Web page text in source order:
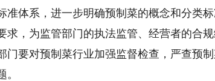
准体系，进一步明确预制菜的概念和分类
求，为监管部门的执法监管、经营者的合
门要对预制菜行业加强监督检查，严查预